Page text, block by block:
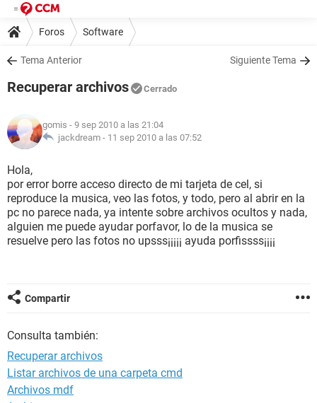
Foros Software
Tema Anterior Siguiente Tema
Recuperar archivos Cerrado
gomis - 9 sep 2010 a las 21:04
jackdream - 11 sep 2010 a las 07:52
Hola,
por error borre acceso directo de mi tarjeta de cel, si
reproduce la musica, veo las fotos, y todo, pero al abrir en la
pc no parece nada, ya intente sobre archivos ocultos y nada,
alguien me puede ayudar porfavor, lo de la musica se
resuelve pero las fotos no upsss¡¡¡¡¡ ayuda porfissss¡¡¡¡
Compartir
Consulta también:
Recuperar archivos
Listar archivos de una carpeta cmd
Archivos mdf